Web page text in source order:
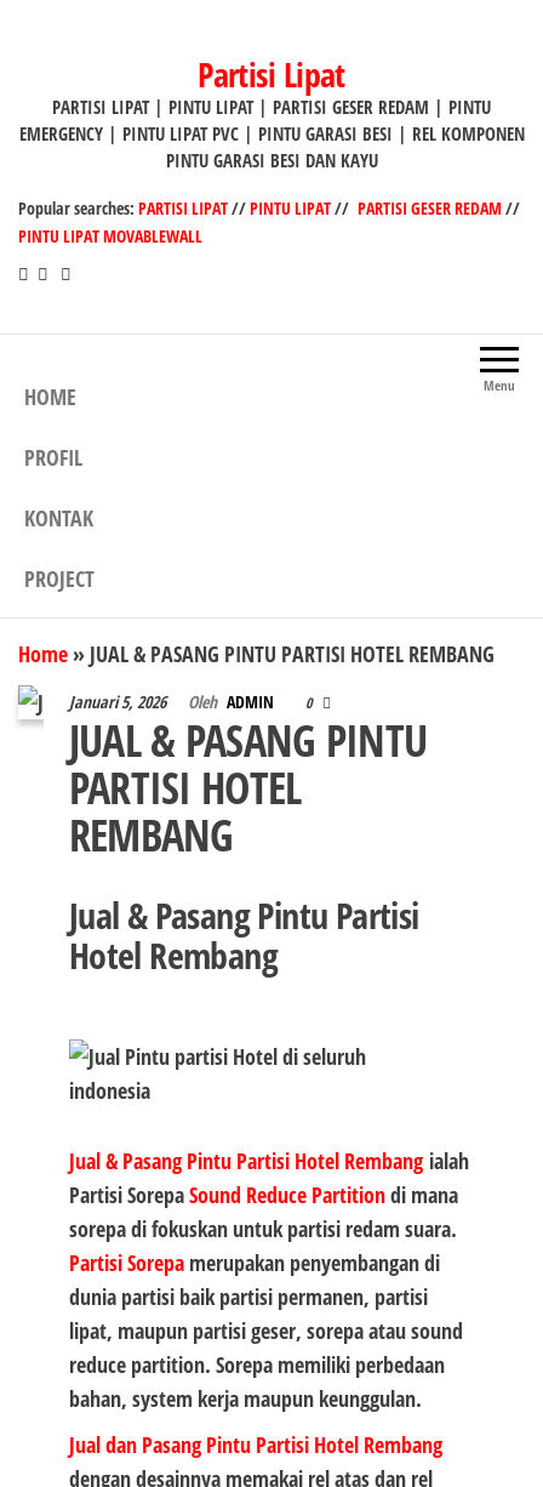
Partisi Lipat
PARTISI LIPAT | PINTU LIPAT | PARTISI GESER REDAM | PINTU
EMERGENCY | PINTU LIPAT PVC | PINTU GARASI BESI | REL KOMPONEN
PINTU GARASI BESI DAN KAYU
Popular searches: PARTISI LIPAT//PINTU LIPAT// PARTISI GESER REDAM//
PINTU LIPAT MOVABLEWALL
Menu
HOME
PROFIL
KONTAK
PROJECT
Home » JUAL & PASANG PINTU PARTISI HOTEL REMBANG
Januari 5, 2026 Oleh ADMIN 0
JUAL & PASANG PINTU
PARTISI HOTEL
REMBANG
Jual & Pasang Pintu Partisi
Hotel Rembang
Jual & Pasang Pintu Partisi Hotel Rembangialah
Partisi SorepaSound Reduce Partitiondi mana
sorepa di fokuskan untuk partisi redam suara.
Partisi Sorepamerupakan penyembangan di
dunia partisi baik partisi permanen, partisi
lipat, maupun partisi geser, sorepa atau sound
reduce partition. Sorepa memiliki perbedaan
bahan, system kerja maupun keunggulan.
Jual dan Pasang Pintu Partisi Hotel Rembang
dengan desainnya memakai rel atas dan rel